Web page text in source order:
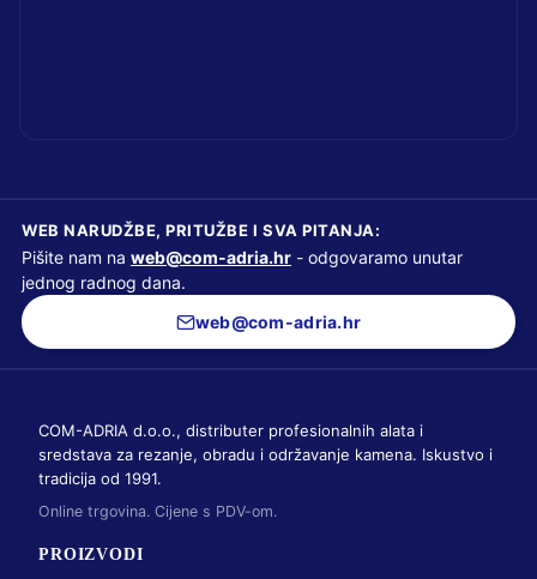
WEB NARUDŽBE, PRITUŽBE I SVA PITANJA:
Pišite nam na web@com-adria.hr - odgovaramo unutar
jednog radnog dana.
web@com-adria.hr
COM-ADRIA d.o.o., distributer profesionalnih alata i
sredstava za rezanje, obradu i održavanje kamena. Iskustvo i
tradicija od 1991.
Online trgovina. Cijene s PDV-om.
PROIZVODI